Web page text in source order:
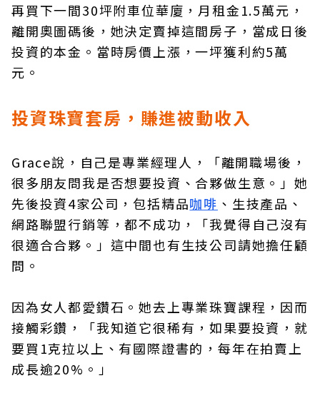
再買下一間30坪附車位華廈，月租金1.5萬元，
離開奧圖碼後，她決定賣掉這間房子，當成日後
投資的本金。當時房價上漲，一坪獲利約5萬
元。
投資珠寶套房，賺進被動收入
Grace說，自己是專業經理人，「離開職場後，
很多朋友問我是否想要投資、合夥做生意。」她
先後投資4家公司，包括精品咖啡 、生技產品、
網路聯盟行銷等，都不成功，「我覺得自己沒有
很適合合夥。」這中間也有生技公司請她擔任顧
問。
因為女人都愛鑽石。她去上專業珠寶課程，因而
接觸彩鑽，「我知道它很稀有，如果要投資，就
要買1克拉以上、有國際證書的，每年在拍賣上
成長逾20%。」